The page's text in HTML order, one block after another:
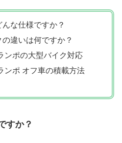
んな仕様ですか？
の違いは何ですか？
ンポの大型バイク対応
ンポ オフ車の積載方法
すか？